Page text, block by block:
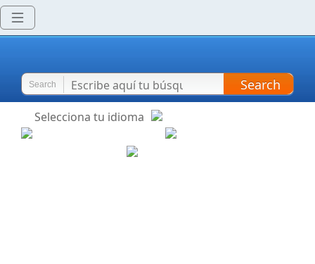
Search Search
Selecciona tu idioma